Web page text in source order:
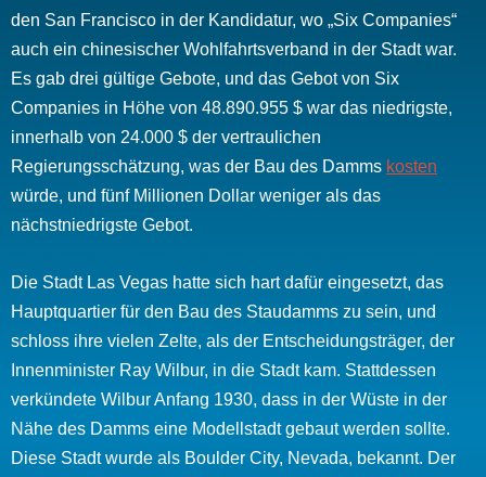
den San Francisco in der Kandidatur, wo „Six Companies“
auch ein chinesischer Wohlfahrtsverband in der Stadt war.
Es gab drei gültige Gebote, und das Gebot von Six
Companies in Höhe von 48.890.955 $ war das niedrigste,
innerhalb von 24.000 $ der vertraulichen
Regierungsschätzung, was der Bau des Damms kosten
würde, und fünf Millionen Dollar weniger als das
nächstniedrigste Gebot.
Die Stadt Las Vegas hatte sich hart dafür eingesetzt, das
Hauptquartier für den Bau des Staudamms zu sein, und
schloss ihre vielen Zelte, als der Entscheidungsträger, der
Innenminister Ray Wilbur, in die Stadt kam. Stattdessen
verkündete Wilbur Anfang 1930, dass in der Wüste in der
Nähe des Damms eine Modellstadt gebaut werden sollte.
Diese Stadt wurde als Boulder City, Nevada, bekannt. Der